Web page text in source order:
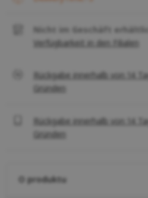
Nicht im Geschäft
Verfügbarkeit in den Filialen
Rückgabe innerhalb von 14
Gründen
Rückgabe innerhalb von 14
Gründen
O produktu